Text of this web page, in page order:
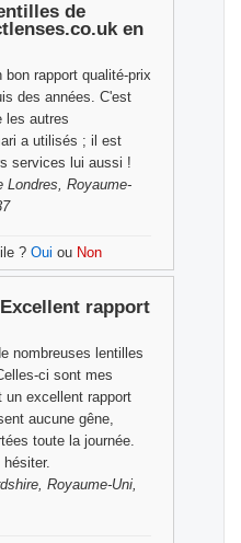
de
en
bon rapport qualité-prix
des années. C'est
les autres
a utilisés ; il est
services lui aussi !
Londres, Royaume-
? Oui ou Non
rapport
nombreuses lentilles
ci sont mes
un excellent rapport
aucune gêne,
toute la journée.
Royaume-Uni,